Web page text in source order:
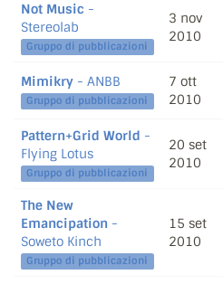
Not Music -
Stereolab
Gruppo di pubblicazioni
3 nov
2010
Mimikry - ANBB
Gruppo di pubblicazioni
7 ott
2010
Pattern+Grid World -
Flying Lotus
Gruppo di pubblicazioni
20 set
2010
The New
Emancipation -
Soweto Kinch
Gruppo di pubblicazioni
15 set
2010